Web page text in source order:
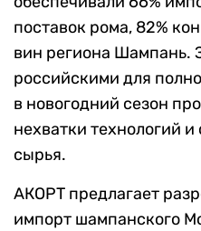
поставок рома, 82%
вин региона Шампань.
российскими для
в новогодний сезон
нехватки технологий
сырья.
АКОРТ предлагает
импорт шампанского